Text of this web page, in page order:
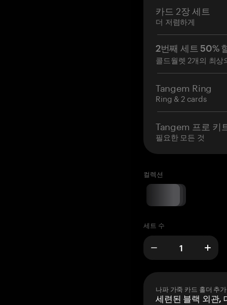
카드 2장 세트
더 저렴하게
2번째 세트 50%
콜드월렛 2개의 최상
Tangem Ring
Ring & 2 cards
Tangem 프로 키
필요한 모든 것
컬렉션
세트 수
나파 가죽 카드 홀더 추가
세련된 블랙 외관,